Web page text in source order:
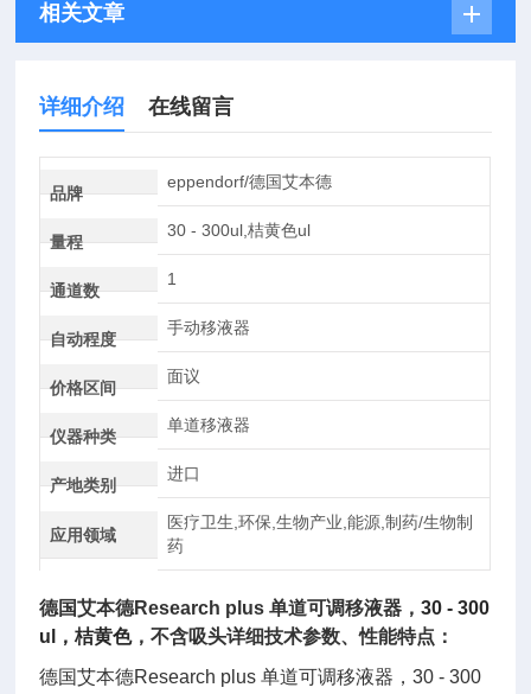
相关文章
详细介绍 在线留言
品牌
eppendorf/德国艾本德
量程
30 - 300ul,桔黄色ul
通道数
1
自动程度
手动移液器
价格区间
面议
仪器种类
单道移液器
产地类别
进口
应用领域
医疗卫生,环保,生物产业,能源,制药/生物制
药
德国艾本德Research plus 单道可调移液器 ，30 - 300
ul，桔黄色，不含吸头详细技术参数、性能特点：
德国艾本德Research plus 单道可调移液器，30 - 300